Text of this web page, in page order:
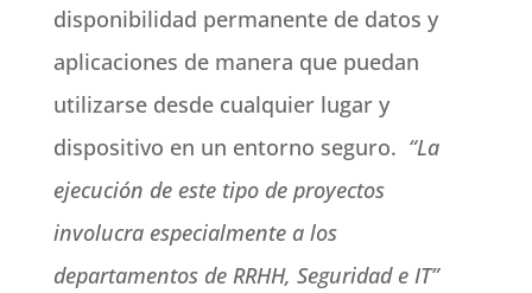
disponibilidad permanente de datos y
aplicaciones de manera que puedan
utilizarse desde cualquier lugar y
dispositivo en un entorno seguro. “La
ejecución de este tipo de proyectos
involucra especialmente a los
departamentos de RRHH, Seguridad e IT”